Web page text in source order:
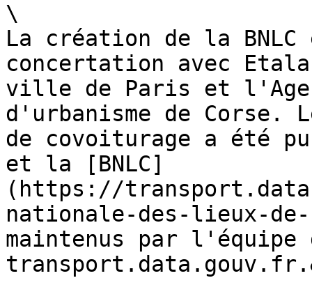
\
La création de la
concertation avec
ville de Paris et
d'urbanisme de Corse.
de covoiturage a été
et la [BNLC]
(https://
nationale-des-lieux-
maintenus par l'équipe